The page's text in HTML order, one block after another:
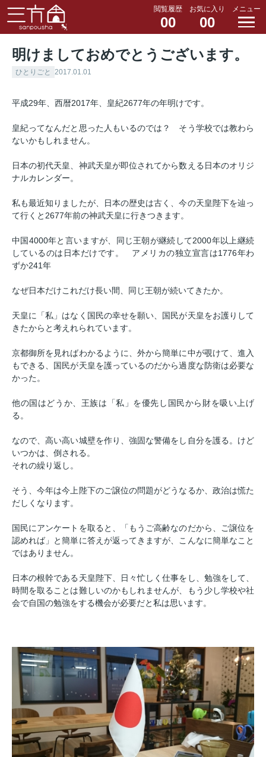
閲覧履歴
00
お気に入り
00
メニュー
明けましておめでとうございます。
ひとりごと 2017.01.01
平成29年、西暦2017年、皇紀2677年の年明けです。
皇紀ってなんだと思った人もいるのでは？ そう学校では教わら
ないかもしれません。
日本の初代天皇、神武天皇が即位されてから数える日本のオリジ
ナルカレンダー。
私も最近知りましたが、日本の歴史は古く、今の天皇陛下を辿っ
て行くと2677年前の神武天皇に行きつきます。
中国4000年と言いますが、同じ王朝が継続して2000年以上継続
しているのは日本だけです。 アメリカの独立宣言は1776年わ
ずか241年
なぜ日本だけこれだけ長い間、同じ王朝が続いてきたか。
天皇に「私」はなく国民の幸せを願い、国民が天皇をお護りして
きたからと考えれられています。
京都御所を見ればわかるように、外から簡単に中が覗けて、進入
もできる、国民が天皇を護っているのだから過度な防衛は必要な
かった。
他の国はどうか、王族は「私」を優先し国民から財を吸い上げ
る。
なので、高い高い城壁を作り、強固な警備をし自分を護る。けど
いつかは、倒される。
それの繰り返し。
そう、今年は今上陛下のご譲位の問題がどうなるか、政治は慌た
だしくなります。
国民にアンケートを取ると、「もうご高齢なのだから、ご譲位を
認めれば」と簡単に答えが返ってきますが、こんなに簡単なこと
ではありません。
日本の根幹である天皇陛下、日々忙しく仕事をし、勉強をして、
時間を取ることは難しいのかもしれませんが、もう少し学校や社
会で自国の勉強をする機会が必要だと私は思います。